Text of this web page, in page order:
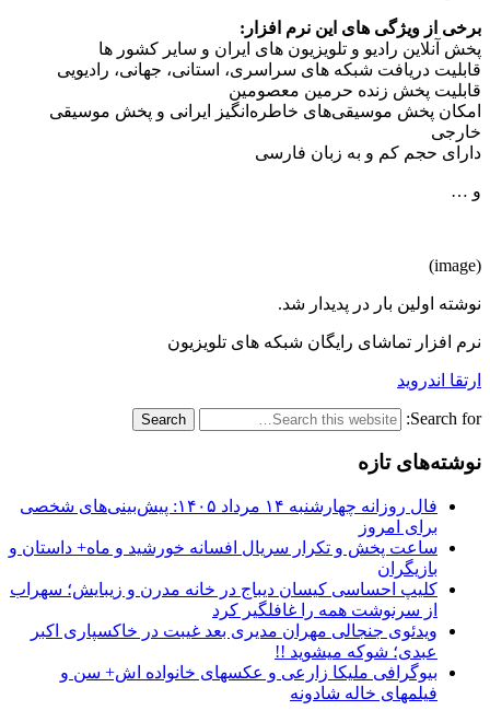
برخی از ویژگی های این نرم افزار:
پخش آنلاین رادیو و تلویزیون های ایران و سایر کشور ها
قابلیت دریافت شبکه های سراسری، استانی، جهانی، رادیویی
قابلیت پخش زنده حرمین معصومین
امکان پخش موسیقی‌های خاطره‌انگیز ایرانی و پخش موسیقی
خارجی
دارای حجم کم و به زبان فارسی
و …
(image)
نوشته اولین بار در پدیدار شد.
نرم افزار تماشای رایگان شبکه های تلویزیون
ارتقا اندروید
Search for:
نوشته‌های تازه
فال روزانه چهارشنبه ۱۴ مرداد ۱۴۰۵: پیش‌بینی‌های شخصی
برای امروز
ساعت پخش و تکرار سریال افسانه خورشید و ماه+ داستان و
بازیگران
کلیپ احساسی کیسان دیباج در خانه مدرن و زیبایش؛ سهراب
از سرنوشت همه را غافلگیر کرد
ویدئوی جنجالی مهران مدیری بعد غیبت در خاکسپاری اکبر
عبدی؛ شوکه میشوید !!
بیوگرافی ملیکا زارعی و عکسهای خانواده اش+ سن و
فیلمهای خاله شادونه